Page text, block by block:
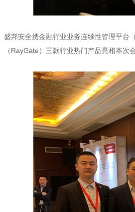
盛邦安全携金融行业业务连续性管理平台
（RayGate）三款行业热门产品亮相本